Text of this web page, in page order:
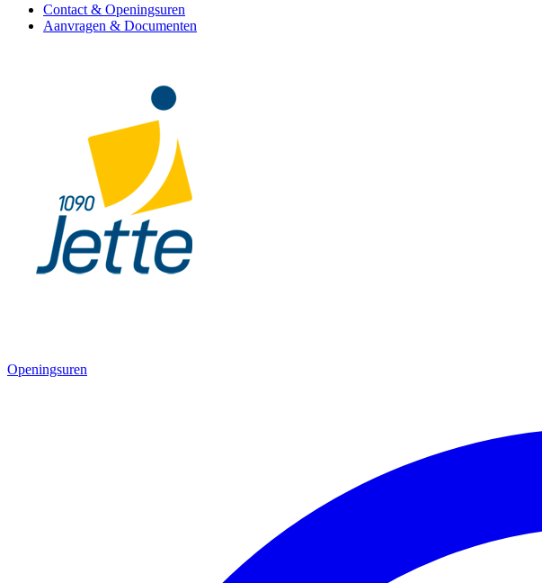
Contact & Openingsuren
Aanvragen & Documenten
Openingsuren